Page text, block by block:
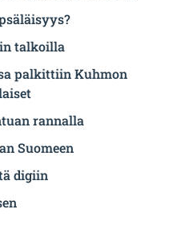
talkoilla
palkittiin Kuhmon
rannalla
Suomeen
digiin